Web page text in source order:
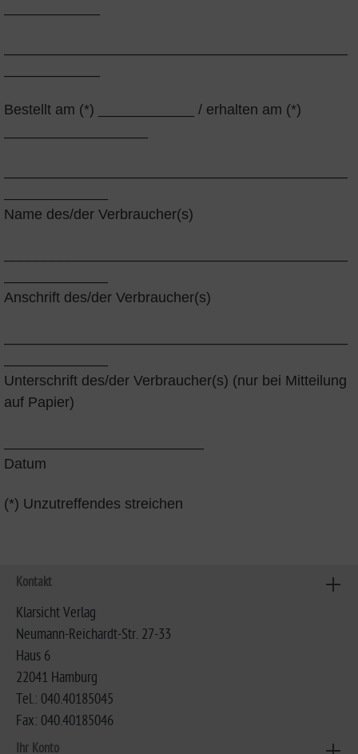
Bestellt am (*) ____________ / erhalten am (*)
Name des/der Verbraucher(s)
Anschrift des/der Verbraucher(s)
Unterschrift des/der Verbraucher(s) (nur bei Mitteilung
auf Papier)
Datum
(*) Unzutreffendes streichen
Kontakt
Klarsicht Verlag
Neumann-Reichardt-Str. 27-33
Haus 6
22041 Hamburg
Tel.: 040.40185045
Fax: 040.40185046
Ihr Konto